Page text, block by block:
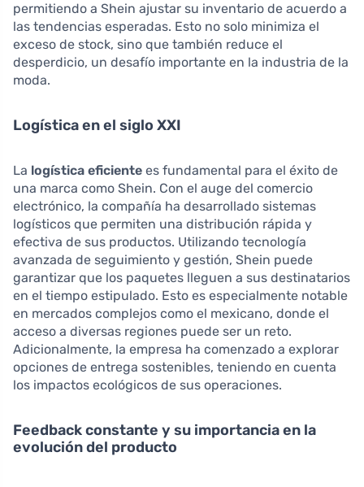
permitiendo a Shein ajustar su inventario de acuerdo a
las tendencias esperadas. Esto no solo minimiza el
exceso de stock, sino que también reduce el
desperdicio, un desafío importante en la industria de la
moda.
Logística en el siglo XXI
La logística eficiente es fundamental para el éxito de
una marca como Shein. Con el auge del comercio
electrónico, la compañía ha desarrollado sistemas
logísticos que permiten una distribución rápida y
efectiva de sus productos. Utilizando tecnología
avanzada de seguimiento y gestión, Shein puede
garantizar que los paquetes lleguen a sus destinatarios
en el tiempo estipulado. Esto es especialmente notable
en mercados complejos como el mexicano, donde el
acceso a diversas regiones puede ser un reto.
Adicionalmente, la empresa ha comenzado a explorar
opciones de entrega sostenibles, teniendo en cuenta
los impactos ecológicos de sus operaciones.
Feedback constante y su importancia en la
evolución del producto